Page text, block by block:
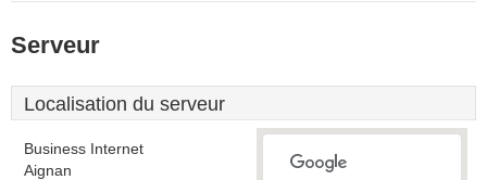
Serveur
Localisation du serveur
Business Internet
Aignan